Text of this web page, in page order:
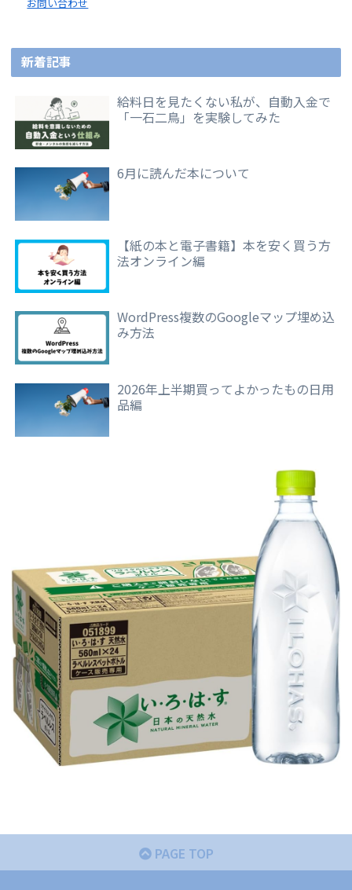
新着記事
給料日を見たくない私が、自動入金で
「一石二鳥」を実験してみた
6月に読んだ本について
【紙の本と電子書籍】本を安く買う方
法オンライン編
WordPress複数のGoogleマップ埋め込
み方法
2026年上半期買ってよかったもの日用
品編
PAGE TOP